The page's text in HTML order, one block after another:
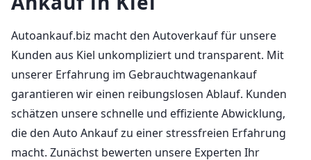
Autoankauf.biz macht den Autoverkauf für unsere
Kunden aus Kiel unkompliziert und transparent. Mit
unserer Erfahrung im Gebrauchtwagenankauf
garantieren wir einen reibungslosen Ablauf. Kunden
schätzen unsere schnelle und effiziente Abwicklung,
die den Auto Ankauf zu einer stressfreien Erfahrung
macht. Zunächst bewerten unsere Experten Ihr